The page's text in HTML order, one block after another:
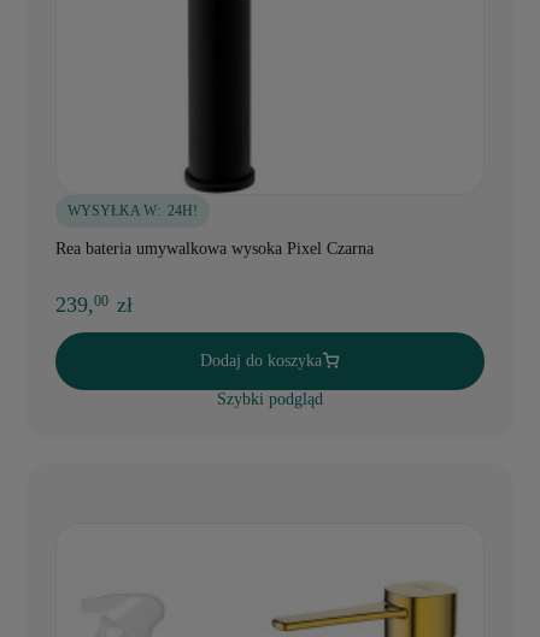
WYSYŁKA W: 24H!
Rea bateria umywalkowa wysoka Pixel Czarna
239,00 zł
Dodaj do koszyka
Szybki podgląd